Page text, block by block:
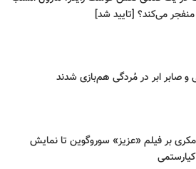
می‌کند؟ [تایید شد]
و صابر ابر در مُردگی هم‌بازی شدند
بر فیلم «عزیز» سوروگوین تا نمایش